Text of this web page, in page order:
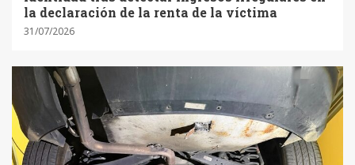
la declaración de la renta de la víctima
31/07/2026